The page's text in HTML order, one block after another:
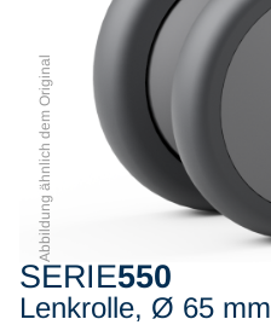
Abbildung ähnlich dem Original
SERIE550
Lenkrolle, Ø 65 mm